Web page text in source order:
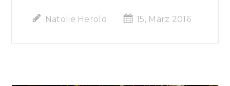
Natolie Herold 15, März 2016